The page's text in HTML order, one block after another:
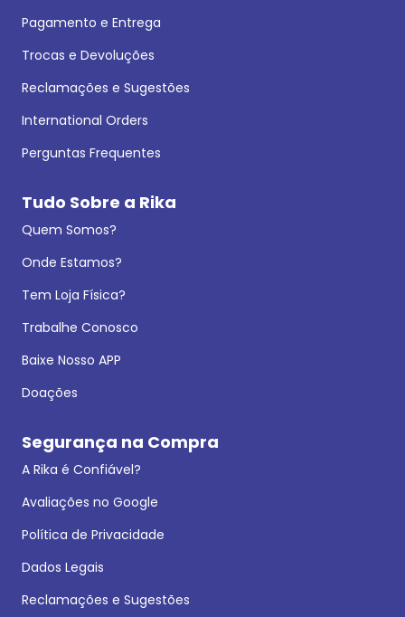
Pagamento e Entrega
Trocas e Devoluções
Reclamações e Sugestões
International Orders
Perguntas Frequentes
Tudo Sobre a Rika
Quem Somos?
Onde Estamos?
Tem Loja Física?
Trabalhe Conosco
Baixe Nosso APP
Doações
Segurança na Compra
A Rika é Confiável?
Avaliações no Google
Política de Privacidade
Dados Legais
Reclamações e Sugestões